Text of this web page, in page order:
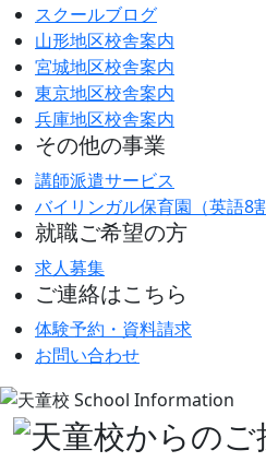
スクールブログ
山形地区校舎案内
宮城地区校舎案内
東京地区校舎案内
兵庫地区校舎案内
その他の事業
講師派遣サービス
バイリンガル保育園（英語8
就職ご希望の方
求人募集
ご連絡はこちら
体験予約・資料請求
お問い合わせ